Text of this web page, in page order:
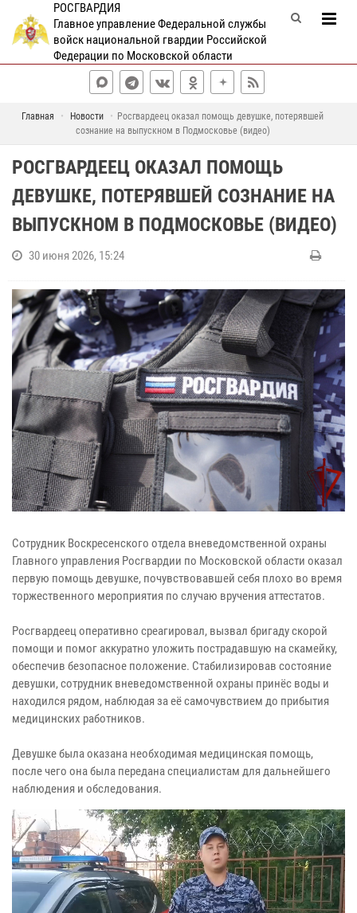
РОСГВАРДИЯ
Главное управление Федеральной службы
войск национальной гвардии Российской
Федерации по Московской области
Главная Новости
Росгвардеец оказал помощь девушке, потерявшей
сознание на выпускном в Подмосковье (видео)
РОСГВАРДЕЕЦ ОКАЗАЛ ПОМОЩЬ
ДЕВУШКЕ, ПОТЕРЯВШЕЙ СОЗНАНИЕ НА
ВЫПУСКНОМ В ПОДМОСКОВЬЕ (ВИДЕО)
30 июня 2026, 15:24
Сотрудник Воскресенского отдела вневедомственной охраны
Главного управления Росгвардии по Московской области оказал
первую помощь девушке, почувствовавшей себя плохо во время
торжественного мероприятия по случаю вручения аттестатов.
Росгвардеец оперативно среагировал, вызвал бригаду скорой
помощи и помог аккуратно уложить пострадавшую на скамейку,
обеспечив безопасное положение. Стабилизировав состояние
девушки, сотрудник вневедомственной охраны принёс воды и
находился рядом, наблюдая за её самочувствием до прибытия
медицинских работников.
Девушке была оказана необходимая медицинская помощь,
после чего она была передана специалистам для дальнейшего
наблюдения и обследования.